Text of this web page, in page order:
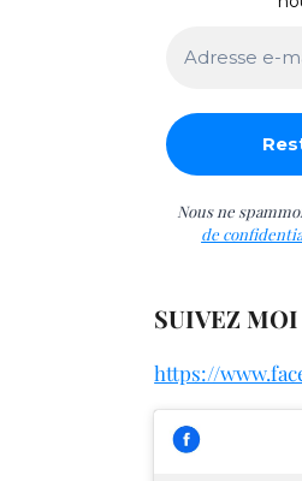
Nous ne
de
SUIVEZ
https://